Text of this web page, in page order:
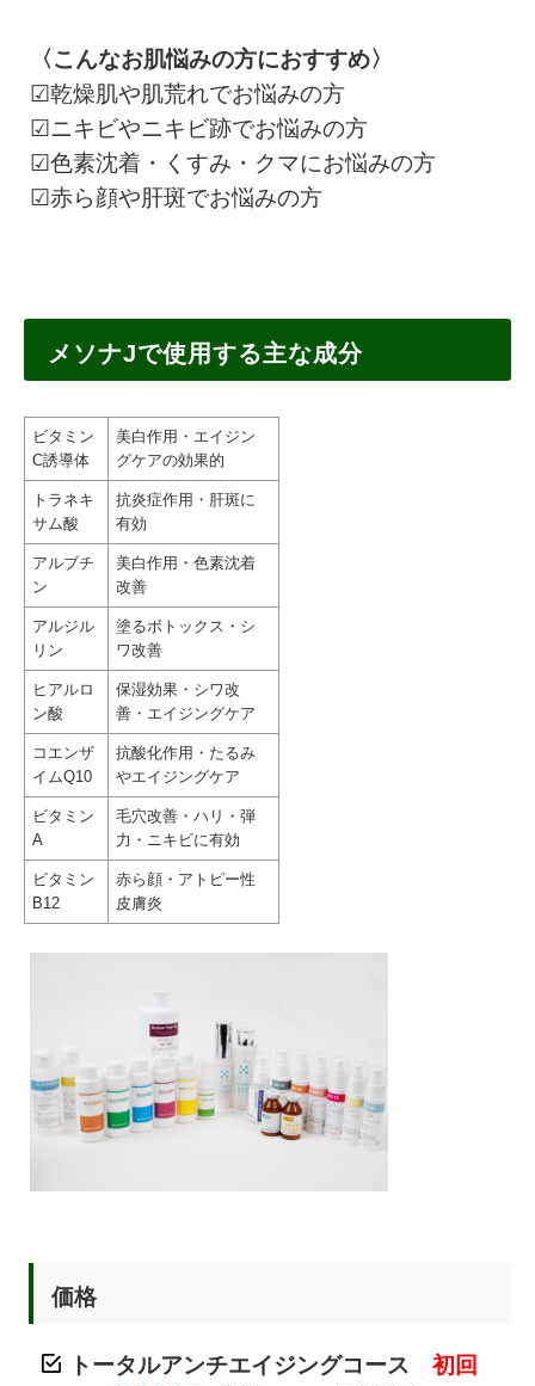
〈こんなお肌悩みの方におすすめ〉
☑乾燥肌や肌荒れでお悩みの方
☑ニキビやニキビ跡でお悩みの方
☑色素沈着・くすみ・クマにお悩みの方
☑赤ら顔や肝斑でお悩みの方
メソナJで使用する主な成分
ビタミン
C誘導体
美白作用・エイジン
グケアの効果的
トラネキ
サム酸
抗炎症作用・肝斑に
有効
アルブチ
ン
美白作用・色素沈着
改善
アルジル
リン
塗るボトックス・シ
ワ改善
ヒアルロ
ン酸
保湿効果・シワ改
善・エイジングケア
コエンザ
イムQ10
抗酸化作用・たるみ
やエイジングケア
ビタミン
A
毛穴改善・ハリ・弾
力・ニキビに有効
ビタミン
B12
赤ら顔・アトピー性
皮膚炎
価格
トータルアンチエイジングコース 初回